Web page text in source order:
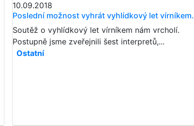
10.09.2018
Poslední možnost vyhrát vyhlídkový let vírníkem.
Soutěž o vyhlídkový let vírníkem nám vrcholí.
Postupně jsme zveřejnili šest interpretů,...
Ostatní